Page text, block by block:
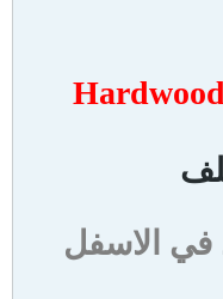
في الاسفل